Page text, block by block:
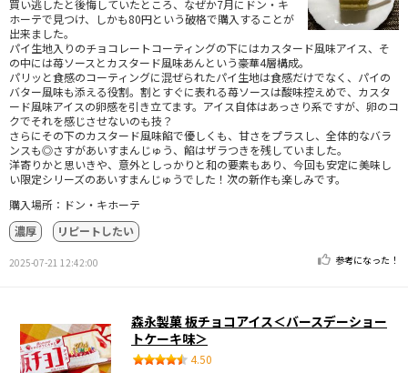
買い逃したと後悔していたところ、なぜか7月にドン・キ
ホーテで見つけ、しかも80円という破格で購入することが
出来ました。
パイ生地入りのチョコレートコーティングの下にはカスタード風味アイス、そ
の中には苺ソースとカスタード風味あんという豪華4層構成。
パリッと食感のコーティングに混ぜられたパイ生地は食感だけでなく、パイの
バター風味も添える役割。割とすぐに表れる苺ソースは酸味控えめで、カスタ
ード風味アイスの卵感を引き立てます。アイス自体はあっさり系ですが、卵のコ
クでそれを感じさせないのも技？
さらにその下のカスタード風味餡で優しくも、甘さをプラスし、全体的なバラ
ンスも◎さすがあいすまんじゅう、餡はザラつきを残していました。
洋寄りかと思いきや、意外としっかりと和の要素もあり、今回も安定に美味し
い限定シリーズのあいすまんじゅうでした！次の新作も楽しみです。
購入場所：ドン・キホーテ
濃厚
リピートしたい
2025-07-21 12:42:00 参考になった！
森永製菓 板チョコアイス＜バースデーショー
トケーキ味＞
4.50